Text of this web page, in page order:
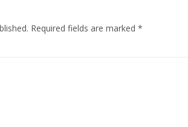
Required fields are marked *